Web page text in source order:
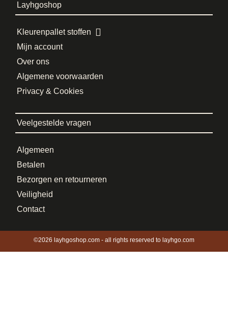
Layhgoshop
Kleurenpallet stoffen
Mijn account
Over ons
Algemene voorwaarden
Privacy & Cookies
Veelgestelde vragen
Algemeen
Betalen
Bezorgen en retourneren
Veiligheid
Contact
©2026 layhgoshop.com - all rights reserved to layhgo.com